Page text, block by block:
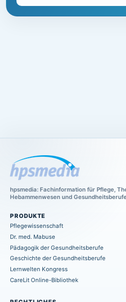
hpsmedia: Fachinformation für Pflege,
Hebammenwesen und
PRODUKTE
Pflegewissenschaft
Dr. med. Mabuse
Pädagogik der Gesundheitsberufe
Geschichte der Gesundheitsberufe
Lernwelten Kongress
CareLit Online-Bibliothek